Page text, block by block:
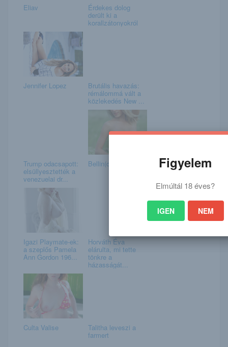
Eliav Érdekes dolog
derült ki a
korallzátonyokról
Jennifer Lopez Brutális havazás:
rémálommá vált a
közlekedés New ...
Trump odacsapott:
elsüllyesztették a
venezuelai dr...
Bellin(d)a
Igazi Playmate-ek:
a szeplős Pamela
Ann Gordon 196...
Horváth Éva
elárulta, mi tette
tönkre a
házasságát...
Culta Valise Talitha leveszi a
farmert
Figyelem
Elmúltál 18 éves?
IGEN NEM